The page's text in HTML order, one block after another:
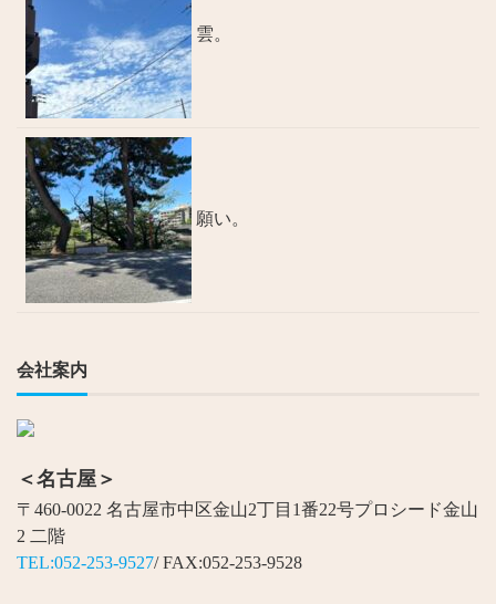
雲。
願い。
会社案内
＜名古屋＞
〒460-0022 名古屋市中区金山2丁目1番22号プロシード金山
2 二階
TEL:052-253-9527/ FAX:052-253-9528